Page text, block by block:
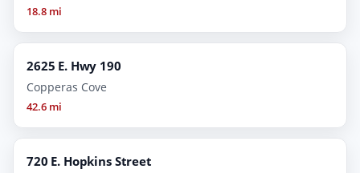
18.8 mi
2625 E. Hwy 190
Copperas Cove
42.6 mi
720 E. Hopkins Street